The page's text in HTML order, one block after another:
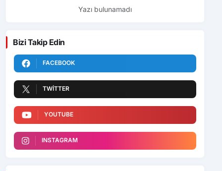
Yazı bulunamadı
Bizi Takip Edin
FACEBOOK
TWITTER
YOUTUBE
INSTAGRAM